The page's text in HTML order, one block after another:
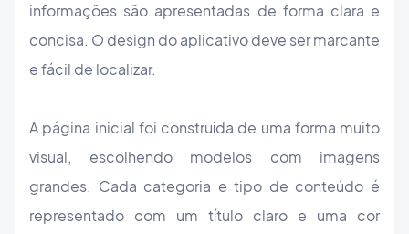
informações são apresentadas de forma clara e
concisa. O design do aplicativo deve ser marcante
e fácil de localizar.
A página inicial foi construída de uma forma muito
visual, escolhendo modelos com imagens
grandes. Cada categoria e tipo de conteúdo é
representado com um título claro e uma cor